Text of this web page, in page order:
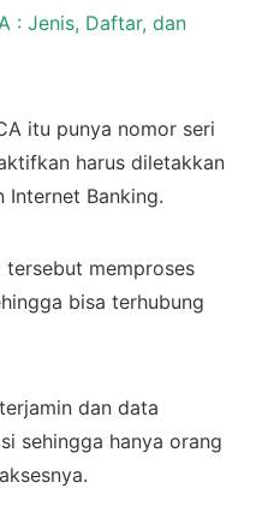
: Jenis, Daftar, dan
itu punya nomor seri
harus diletakkan
Internet Banking.
memproses
bisa terhubung
dan data
sehingga hanya orang